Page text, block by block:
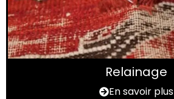
Relainage
En savoir plus